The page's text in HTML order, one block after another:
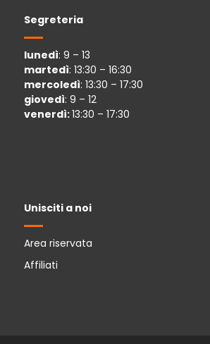
Segreteria
lunedì: 9 – 13
martedì: 13:30 – 16:30
mercoledì: 13:30 – 17:30
giovedì: 9 – 12
venerdì:13:30 – 17:30
Unisciti a noi
Area riservata
Affiliati